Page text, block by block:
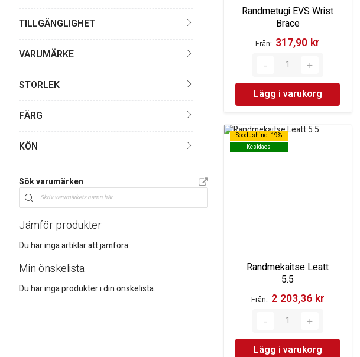
Randmetugi EVS Wrist
Brace
Från 317,90 kr‎
Lägg i varukorg
Soodushind -19%
Kesklaos
Soodushind -19%
Kesklaos
Randmekaitse Leatt
5.5
Från 2 203,36 kr‎
Lägg i varukorg
TILLGÄNGLIGHET
VARUMÄRKE
STORLEK
FÄRG
KÖN
Sök varumärken
Jämför produkter
Du har inga artiklar att jämföra.
Min önskelista
Du har inga produkter i din önskelista.